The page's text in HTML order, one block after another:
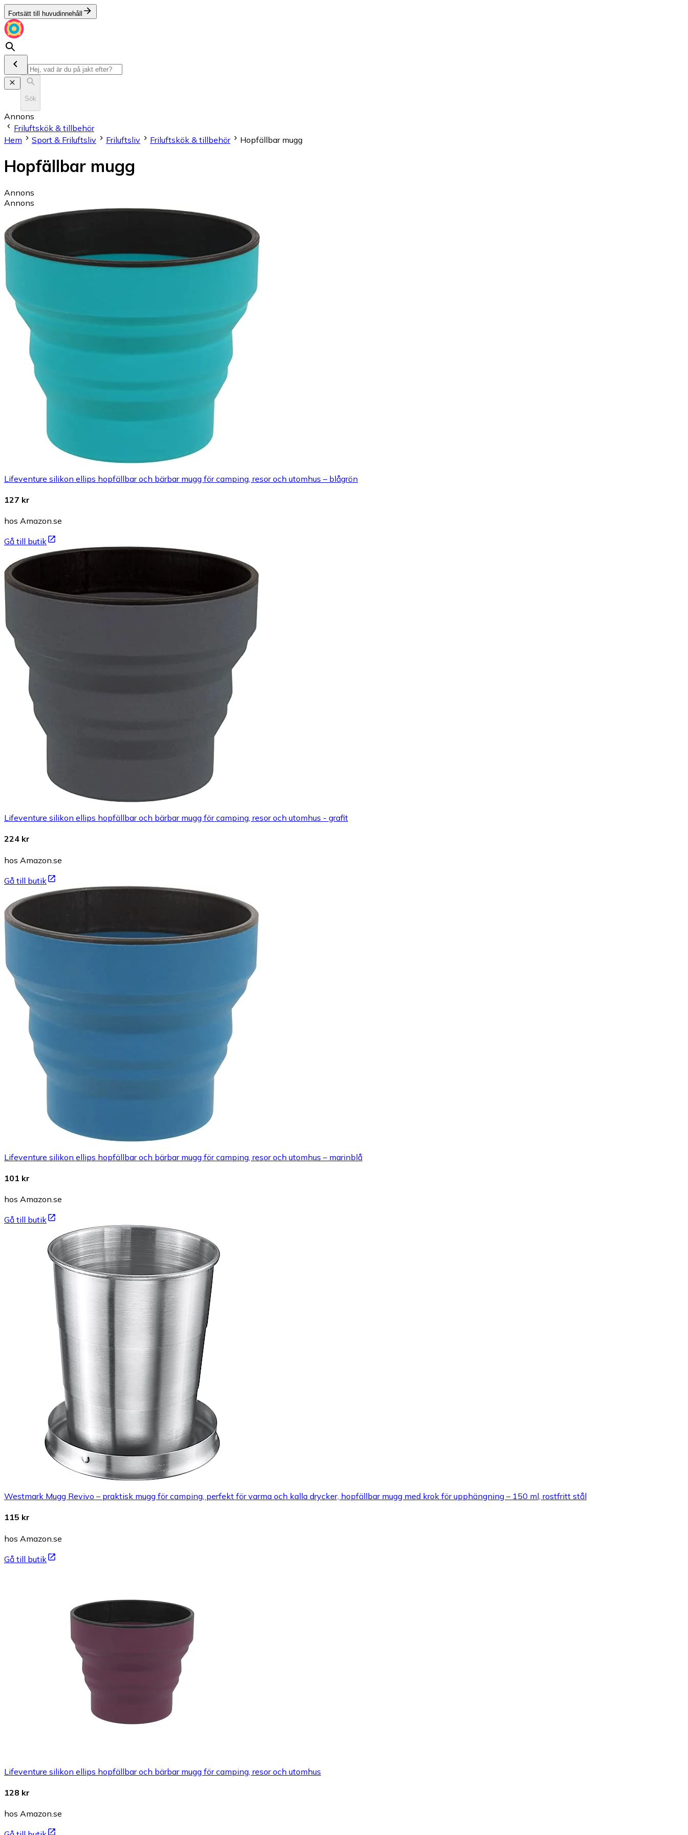
Fortsätt till huvudinnehåll
Sök
Annons
Friluftskök & tillbehör
Hem
Sport & Friluftsliv Friluftsliv Friluftskök & tillbehör Hopfällbar mugg
Hopfällbar mugg
Annons
Annons
Lifeventure silikon ellips hopfällbar och bärbar mugg för camping, resor och utomhus – blågrön
127 kr
hos Amazon.se
Gå till butik
Lifeventure silikon ellips hopfällbar och bärbar mugg för camping, resor och utomhus - grafit
224 kr
hos Amazon.se
Gå till butik
Lifeventure silikon ellips hopfällbar och bärbar mugg för camping, resor och utomhus – marinblå
101 kr
hos Amazon.se
Gå till butik
Westmark Mugg Revivo – praktisk mugg för camping, perfekt för varma och kalla drycker, hopfällbar mugg med krok för upphängning – 150 ml, rostfritt stål
115 kr
hos Amazon.se
Gå till butik
Lifeventure silikon ellips hopfällbar och bärbar mugg för camping, resor och utomhus
128 kr
hos Amazon.se